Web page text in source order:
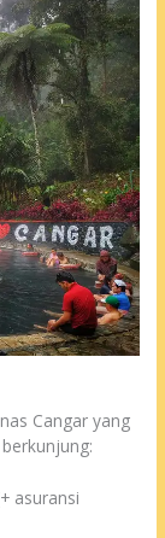
Cangar yang
asuransi